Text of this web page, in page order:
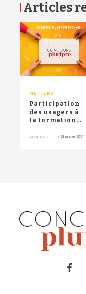
Articles
MÉTIERS
Participation
des usagers à
la formation
médecins :
ABONNÉS - 25 janvier 2024 -